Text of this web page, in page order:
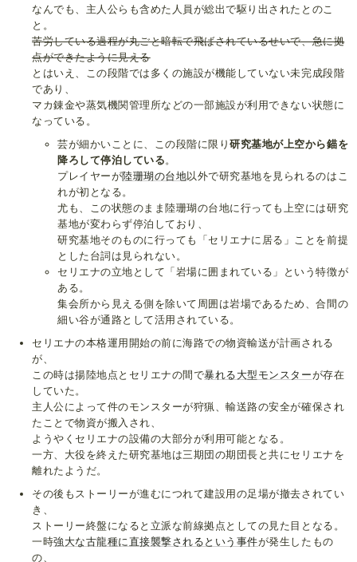
なんでも、主人公らも含めた人員が総出で駆り出されたとのこ
と。
苦労している過程が丸ごと暗転で飛ばされているせいで、急に拠
点ができたように見える
とはいえ、この段階では多くの施設が機能していない未完成段階
であり、
マカ錬金や蒸気機関管理所などの一部施設が利用できない状態に
なっている。
芸が細かいことに、この段階に限り研究基地が上空から錨を
降ろして停泊している。
プレイヤーが陸珊瑚の台地以外で研究基地を見られるのはこ
れが初となる。
尤も、この状態のまま陸珊瑚の台地に行っても上空には研究
基地が変わらず停泊しており、
研究基地そのものに行っても「セリエナに居る」ことを前提
とした台詞は見られない。
セリエナの立地として「岩場に囲まれている」という特徴が
ある。
集会所から見える側を除いて周囲は岩場であるため、合間の
細い谷が通路として活用されている。
セリエナの本格運用開始の前に海路での物資輸送が計画される
が、
この時は揚陸地点とセリエナの間で暴れる大型モンスターが存在
していた。
主人公によって件のモンスターが狩猟、輸送路の安全が確保され
たことで物資が搬入され、
ようやくセリエナの設備の大部分が利用可能となる。
一方、大役を終えた研究基地は三期団の期団長と共にセリエナを
離れたようだ。
その後もストーリーが進むにつれて建設用の足場が撤去されてい
き、
ストーリー終盤になると立派な前線拠点としての見た目となる。
一時強大な古龍種に直接襲撃されるという事件が発生したもの
の、